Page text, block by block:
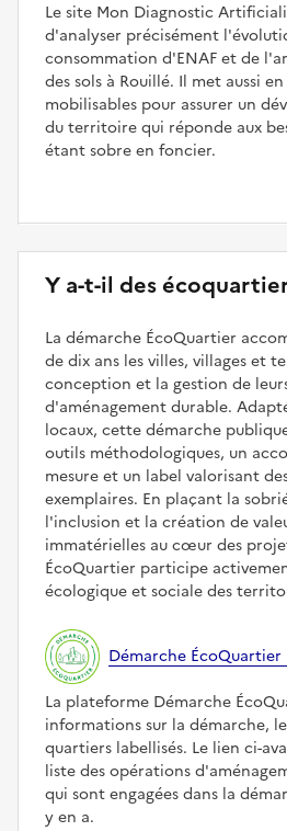
Le site Mon Diagnostic
d'analyser précisément
consommation d'ENAF et de
des sols à Rouillé. Il met aussi
mobilisables pour assurer un
du territoire qui réponde aux
étant sobre en foncier.
Y a-t-il des
La démarche ÉcoQuartier
de dix ans les villes, villages et
conception et la gestion de
d'aménagement durable.
locaux, cette démarche
outils méthodologiques, un
mesure et un label valorisant
exemplaires. En plaçant la
l'inclusion et la création de
immatérielles au cœur des
ÉcoQuartier participe
écologique et sociale des
Démarche ÉcoQuartier
La plateforme Démarche
informations sur la démarche,
quartiers labellisés. Le lien ci-
liste des opérations
qui sont engagées dans la
y en a.